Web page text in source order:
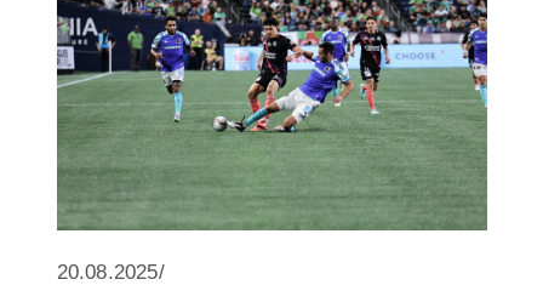
20.08.2025/